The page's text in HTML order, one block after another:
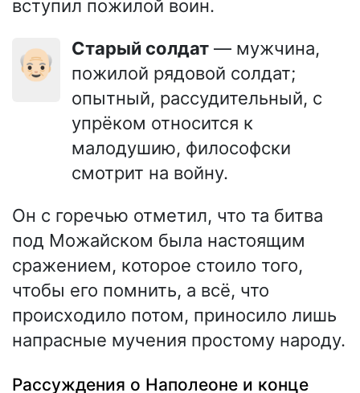
вступил пожилой воин.
👴🏻 Старый солдат — мужчина,
пожилой рядовой солдат;
опытный, рассудительный, с
упрёком относится к
малодушию, философски
смотрит на войну.
Он с горечью отметил, что та битва
под Можайском была настоящим
сражением, которое стоило того,
чтобы его помнить, а всё, что
происходило потом, приносило лишь
напрасные мучения простому народу.
Рассуждения о Наполеоне и конце